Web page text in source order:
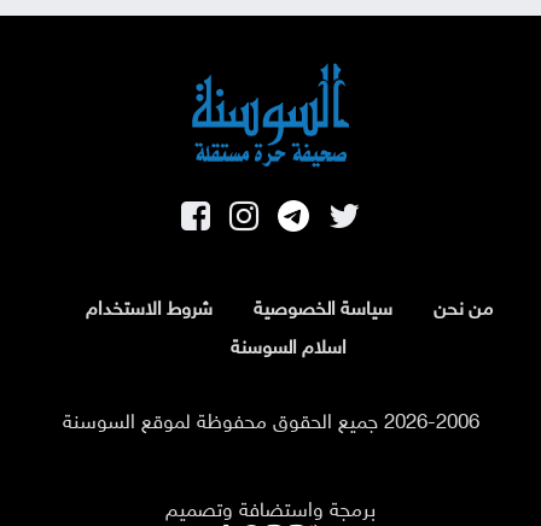
من نحن سياسة الخصوصية
شروط الاستخدام
اسلام السوسنة
2026-2006 جميع الحقوق محفوظة لموقع السوسنة
برمجة واستضافة وتصميم